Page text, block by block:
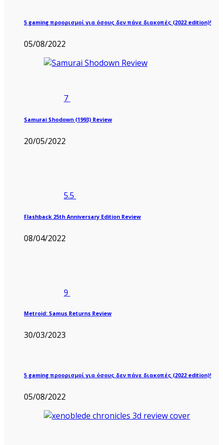
5 gaming προορισμοί για όσους δεν πάνε διακοπές (2022 edition)!
05/08/2022
7
Samurai Shodown (1993) Review
20/05/2022
5.5
Flashback 25th Anniversary Edition Review
08/04/2022
9
Metroid: Samus Returns Review
30/03/2023
5 gaming προορισμοί για όσους δεν πάνε διακοπές (2022 edition)!
05/08/2022